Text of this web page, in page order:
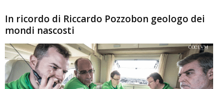
In ricordo di Riccardo Pozzobon geologo dei
mondi nascosti